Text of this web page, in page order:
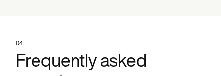
04
Frequently asked